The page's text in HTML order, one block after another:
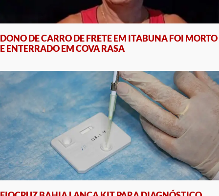
DONO DE CARRO DE FRETE EM ITABUNA FOI MORTO
E ENTERRADO EM COVA RASA